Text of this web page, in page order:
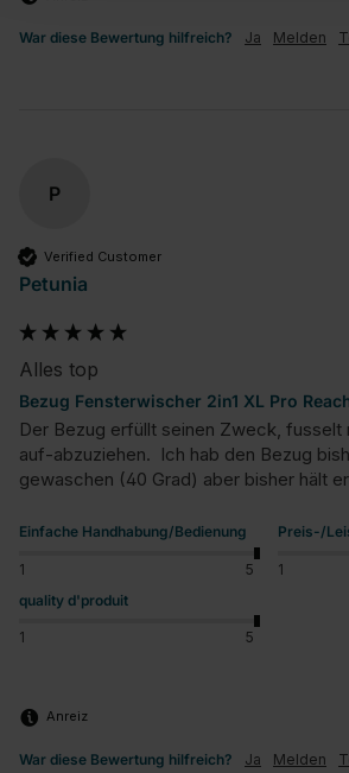
War diese Bewertung hilfreich? Ja Melden
P
Verified Customer
Petunia
Alles top
Bezug Fensterwischer 2in1 XL Pro
Der Bezug erfüllt seinen Zweck, fusselt
auf-abzuziehen.  Ich hab den Bezug
gewaschen (40 Grad) aber bisher hält
Einfache Handhabung/Bedienung
1 5
Preis-/
1
quality d'produit
1 5
Anreiz
War diese Bewertung hilfreich? Ja Melden